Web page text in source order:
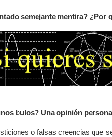
semejante mentira? ¿Por
bulos? Una opinión
o falsas creencias que